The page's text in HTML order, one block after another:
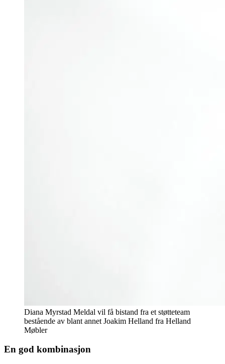
Diana Myrstad Meldal vil få bistand fra et støtteteam
bestående av blant annet Joakim Helland fra Helland
Møbler
En god kombinasjon